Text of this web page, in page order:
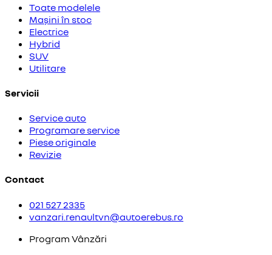
Toate modelele
Mașini în stoc
Electrice
Hybrid
SUV
Utilitare
Servicii
Service auto
Programare service
Piese originale
Revizie
Contact
021 527 2335
vanzari.renaultvn@autoerebus.ro
Program Vânzări